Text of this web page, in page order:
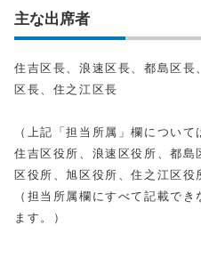
主な出席者
住吉区長、浪速区長、都島区
区長、住之江区長
（上記「担当所属」欄につい
住吉区役所、浪速区役所、都島
区役所、旭区役所、住之江区役
（担当所属欄にすべて記載で
ます。）